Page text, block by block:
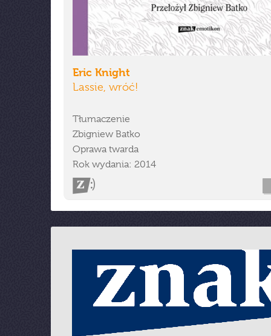
Eric Knight
Lassie, wróć!
Tłumaczenie
Zbigniew Batko
Oprawa twarda
Rok wydania: 2014